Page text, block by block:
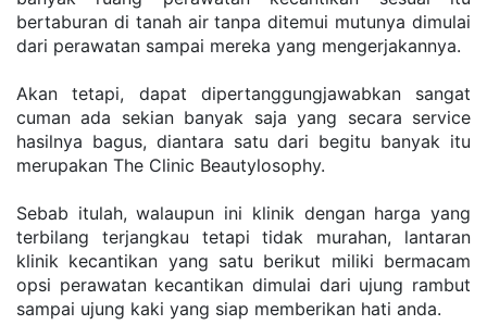
bertaburan di tanah air tanpa ditemui mutunya dimulai
dari perawatan sampai mereka yang mengerjakannya.
Akan tetapi, dapat dipertanggungjawabkan sangat
cuman ada sekian banyak saja yang secara service
hasilnya bagus, diantara satu dari begitu banyak itu
merupakan The Clinic Beautylosophy.
Sebab itulah, walaupun ini klinik dengan harga yang
terbilang terjangkau tetapi tidak murahan, lantaran
klinik kecantikan yang satu berikut miliki bermacam
opsi perawatan kecantikan dimulai dari ujung rambut
sampai ujung kaki yang siap memberikan hati anda.